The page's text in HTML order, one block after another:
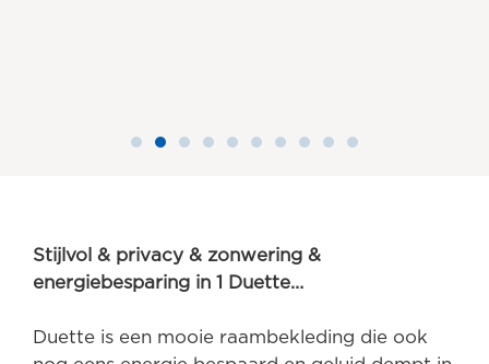
Stijlvol & privacy & zonwering &
energiebesparing in 1 Duette…
Duette is een mooie raambekleding die ook